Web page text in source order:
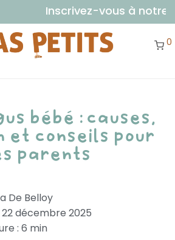
Inscrivez-vous à notre
0
bébé : causes,
et conseils pour
parents
De Belloy
22 décembre 2025
: 6 min